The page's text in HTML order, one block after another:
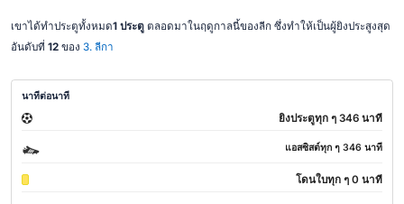
เขาได้ทำประตูทั้งหมด1 ประตู ตลอดมาในฤดูกาลนี้ของลีก ซึ่งทำให้เป็นผู้ยิงประสูงสุด
อันดับที่ 12ของ 3. ลีกา
นาทีต่อนาที
ยิงประตูทุก ๆ 346 นาที
แอสซิสต์ทุก ๆ 346 นาที
โดนใบทุก ๆ 0 นาที